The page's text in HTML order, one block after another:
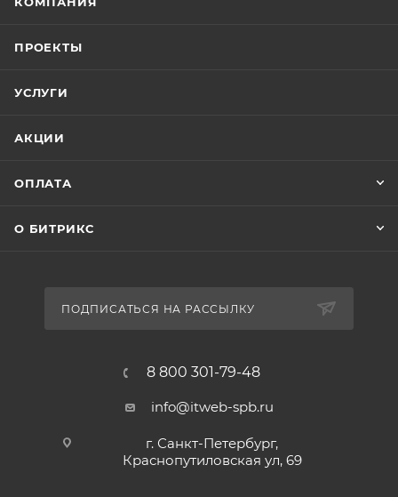
ПРОЕКТЫ
УСЛУГИ
АКЦИИ
ОПЛАТА
О БИТРИКС
ПОДПИСАТЬСЯ НА РАССЫЛКУ
8 800 301-79-48
info@itweb-spb.ru
г. Санкт-Петербург,
Краснопутиловская ул, 69